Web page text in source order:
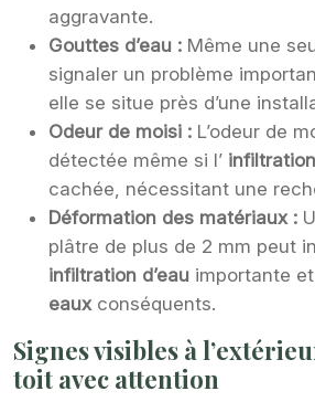
aggravante.
Gouttes d’eau : Même une
signaler un problème
elle se situe près d’une
Odeur de moisi : L’odeur de
détectée même si l’
cachée, nécessitant une
Déformation des matériaux :
plâtre de plus de 2 mm peut
infiltration d’eau importante
eaux conséquents.
Signes visibles à
toit avec attention